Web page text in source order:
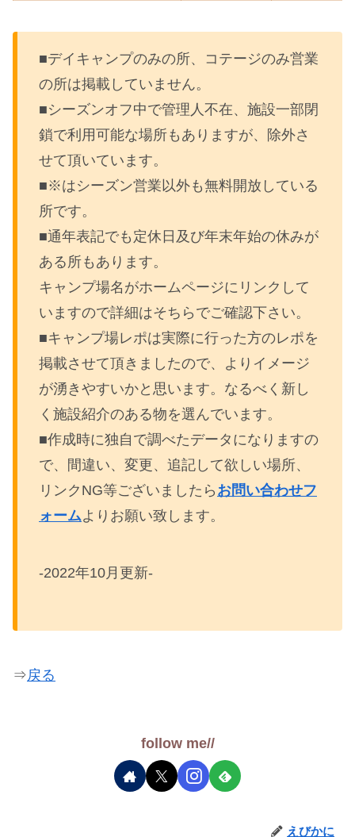
■デイキャンプのみの所、コテージのみ営業
の所は掲載していません。
■シーズンオフ中で管理人不在、施設一部閉
鎖で利用可能な場所もありますが、除外さ
せて頂いています。
■※はシーズン営業以外も無料開放している
所です。
■通年表記でも定休日及び年末年始の休みが
ある所もあります。
キャンプ場名がホームページにリンクして
いますので詳細はそちらでご確認下さい。
■キャンプ場レポは実際に行った方のレポを
掲載させて頂きましたので、よりイメージ
が湧きやすいかと思います。なるべく新し
く施設紹介のある物を選んでいます。
■作成時に独自で調べたデータになりますの
で、間違い、変更、追記して欲しい場所、
リンクNG等ございましたら お問い合わせフ
ォームよりお願い致します。
-2022年10月更新-
⇒戻る
follow me//
えびかに